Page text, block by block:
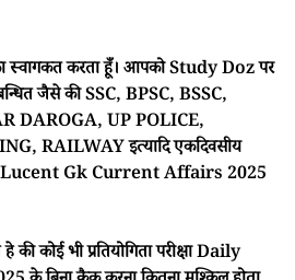
करता हूँ। आपको Study Doz पर
जैसे की SSC, BPSC, BSSC,
DAROGA, UP POLICE,
RAILWAY इत्यादि एकदिवसीय
Lucent Gk Current Affairs 2025
कोई भी प्रतियोगिता परीक्षा Daily